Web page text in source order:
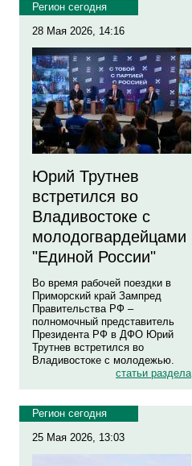
Регион сегодня
28 Мая 2026, 14:16
Юрий Трутнев
встретился во
Владивостоке с
молодогвардейцами
"Единой России"
Во время рабочей поездки в
Приморский край Зампред
Правительства РФ –
полномочный представитель
Президента РФ в ДФО Юрий
Трутнев встретился во
Владивостоке с молодежью.
статьи раздела
Регион сегодня
25 Мая 2026, 13:03